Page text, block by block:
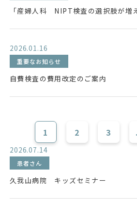
「産婦人科 NIPT検査の選択肢が増
2026.01.16
重要なお知らせ
自費検査の費用改定のご案内
1 2 3
2026.07.14
患者さん
久我山病院 キッズセミナー